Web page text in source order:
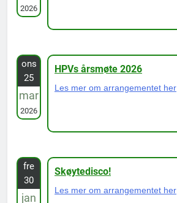
2026
ons
25
mar
2026
HPVs årsmøte 2026
Les mer om arrangementet her
fre
30
jan
Skøytedisco!
Les mer om arrangementet her